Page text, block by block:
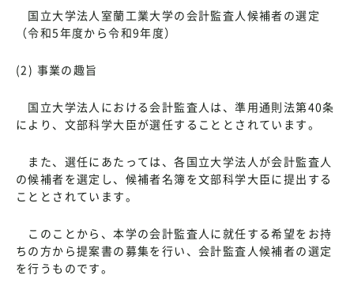
国立大学法人室蘭工業大学の会計監査人候補者の選定
（令和5年度から令和9年度）
(2) 事業の趣旨
国立大学法人における会計監査人は、準用通則法第40条
により、文部科学大臣が選任することとされています。
また、選任にあたっては、各国立大学法人が会計監査人
の候補者を選定し、候補者名簿を文部科学大臣に提出する
こととされています。
このことから、本学の会計監査人に就任する希望をお持
ちの方から提案書の募集を行い、会計監査人候補者の選定
を行うものです。